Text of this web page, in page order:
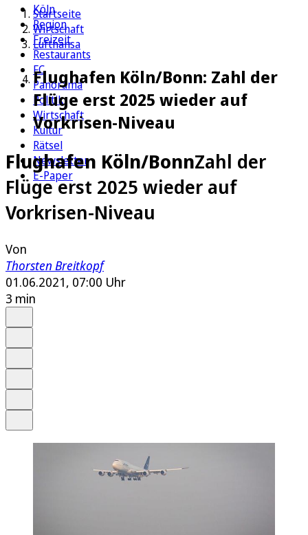
Köln
Region
Freizeit
Restaurants
FC
Panorama
Politik
Wirtschaft
Kultur
Rätsel
Newsletter
E-Paper
Startseite
Wirtschaft
Lufthansa
Flughafen Köln/Bonn: Zahl der
Flüge erst 2025 wieder auf
Vorkrisen-Niveau
Flughafen Köln/BonnZahl der
Flüge erst 2025 wieder auf
Vorkrisen-Niveau
Von
Thorsten Breitkopf
01.06.2021, 07:00 Uhr
3 min